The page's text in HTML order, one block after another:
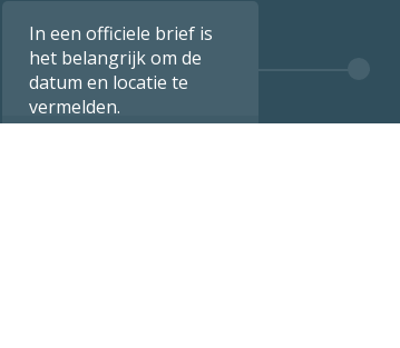
In een officiele brief is
het belangrijk om de
datum en locatie te
vermelden.